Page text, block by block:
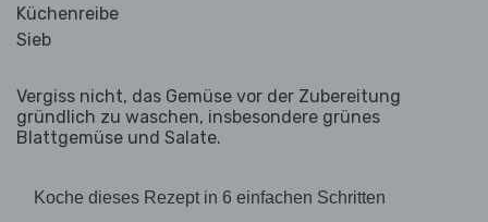
Küchenreibe
Sieb
Vergiss nicht, das Gemüse vor der Zubereitung
gründlich zu waschen, insbesondere grünes
Blattgemüse und Salate.
Koche dieses Rezept in 6 einfachen Schritten